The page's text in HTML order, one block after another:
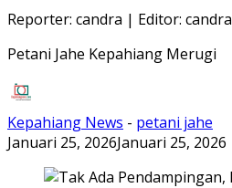
Reporter: candra | Editor: candra
Petani Jahe Kepahiang Merugi
Kepahiang News - petani jahe
Januari 25, 2026Januari 25, 2026